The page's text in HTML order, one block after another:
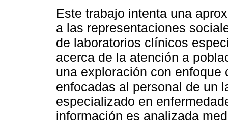
Este trabajo intenta una
a las representaciones
de laboratorios clínicos
acerca de la atención a
una exploración con
enfocadas al personal de un
especializado en
información es analizada